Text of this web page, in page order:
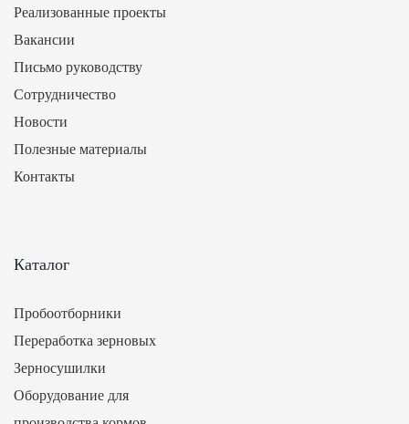
Реализованные проекты
Вакансии
Письмо руководству
Сотрудничество
Новости
Полезные материалы
Контакты
Каталог
Пробоотборники
Переработка зерновых
Зерносушилки
Оборудование для